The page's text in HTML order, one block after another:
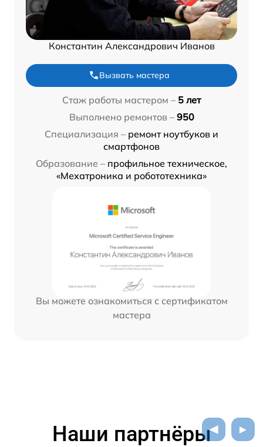
Константин Александрович Иванов
Вызвать мастера
Стаж работы мастером – 5 лет
Выполнено ремонтов – 950
Специализация – ремонт ноутбуков и
смартфонов
Образование – профильное техническое,
«Мехатроника и робототехника»
Вы можете ознакомиться с сертификатом
мастера
Наши партнёры